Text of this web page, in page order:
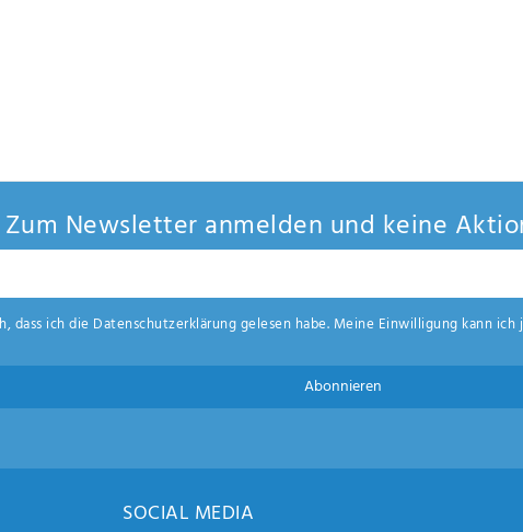
Zum Newsletter anmelden und keine
dass ich die Daten­schutz­erklärunggelesen habe. Meine Einwilligung kann
Abonnieren
SOCIAL MEDIA